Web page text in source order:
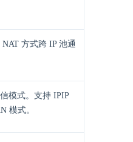
方式跨 IP 池通
模式。支持 IPIP
模式。